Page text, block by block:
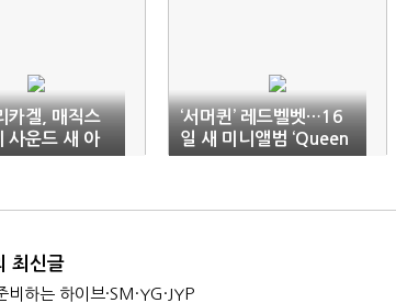
카겔, 매직스
사운드 새 아
‘서머퀸’ 레드벨벳…16
일 새 미니앨범 ‘Queen
dom’
최신글
하는 하이브·SM·YG·JYP